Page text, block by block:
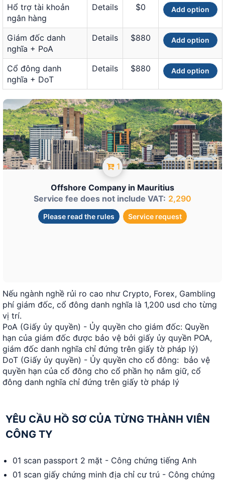
Hổ trợ tài khoản
ngân hàng
Details $0 Add option
Giám đốc danh
nghĩa + PoA
Details $880 Add option
Cổ đông danh
nghĩa + DoT
Details $880 Add option
1
Offshore Company in Mauritius
Service fee does not include VAT: 2,290
Please read the rules Service request
Nếu ngành nghề rủi ro cao như Crypto, Forex, Gambling
phí giám đốc, cổ đông danh nghĩa là 1,200 usd cho từng
vị trí.
PoA (Giấy ủy quyền) - Ủy quyền cho giám đốc: Quyền
hạn của giám đốc được bảo vệ bởi giấy ủy quyền POA,
giám đốc danh nghĩa chỉ đứng trên giấy tờ pháp lý)
DoT (Giấy ủy quyền) - Ủy quyền cho cổ đông: bảo vệ
quyền hạn của cổ đông cho cổ phần họ nắm giữ, cổ
đông danh nghĩa chỉ đứng trên giấy tờ pháp lý
YÊU CẦU HỒ SƠ CỦA TỪNG THÀNH VIÊN
CÔNG TY
01 scan passport 2 mặt - Công chứng tiếng Anh
01 scan giấy chứng minh địa chỉ cư trú - Công chứng